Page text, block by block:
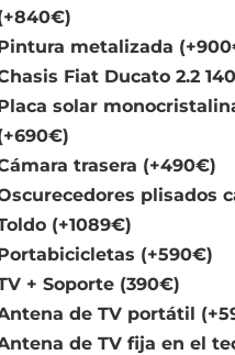
metalizada
Fiat Ducato 2.2
solar
trasera (+490€)
plisados
(+1089€)
(+590€)
+ Soporte (390€)
de TV portátil
de TV fija en el